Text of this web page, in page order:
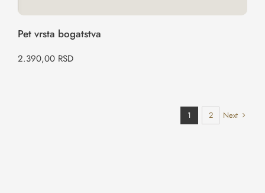
Pet vrsta bogatstva
2.390,00 RSD
1 2 Next